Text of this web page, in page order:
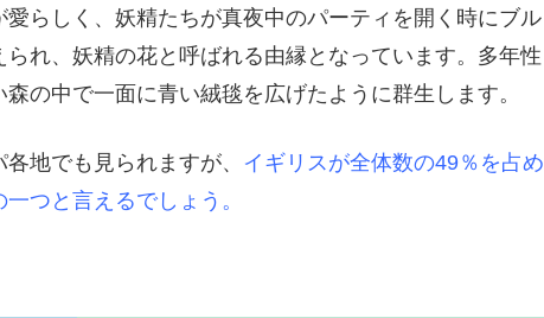
らしく、妖精たちが真夜中のパーティを開く時にブル
れ、妖精の花と呼ばれる由縁となっています。多年性
の中で一面に青い絨毯を広げたように群生します。
地でも見られますが、 イギリスが全体数の49％を占め
つと言えるでしょう。